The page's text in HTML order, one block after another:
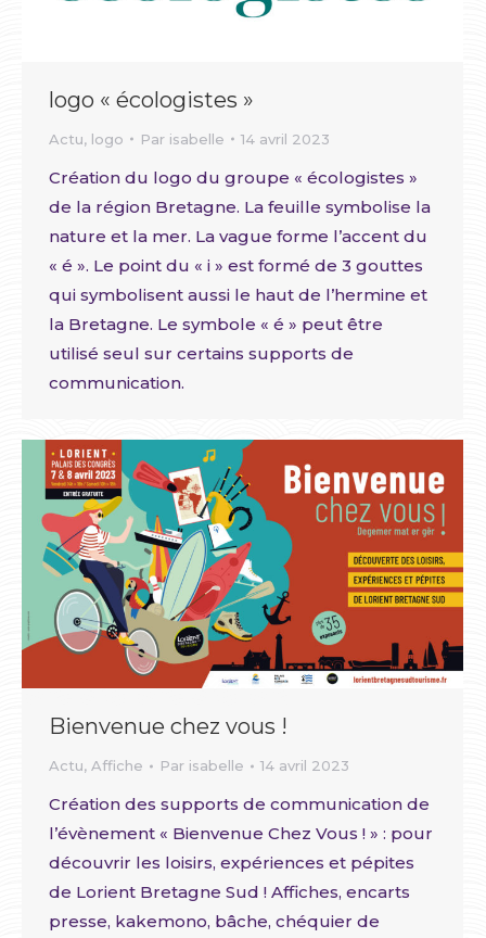
logo « écologistes »
Actu, logo Par isabelle 14 avril 2023
Création du logo du groupe « écologistes »
de la région Bretagne. La feuille symbolise la
nature et la mer. La vague forme l’accent du
« é ». Le point du « i » est formé de 3 gouttes
qui symbolisent aussi le haut de l’hermine et
la Bretagne. Le symbole « é » peut être
utilisé seul sur certains supports de
communication.
Bienvenue chez vous !
Actu, Affiche Par isabelle 14 avril 2023
Création des supports de communication de
l’évènement « Bienvenue Chez Vous ! » : pour
découvrir les loisirs, expériences et pépites
de Lorient Bretagne Sud ! Affiches, encarts
presse, kakemono, bâche, chéquier de